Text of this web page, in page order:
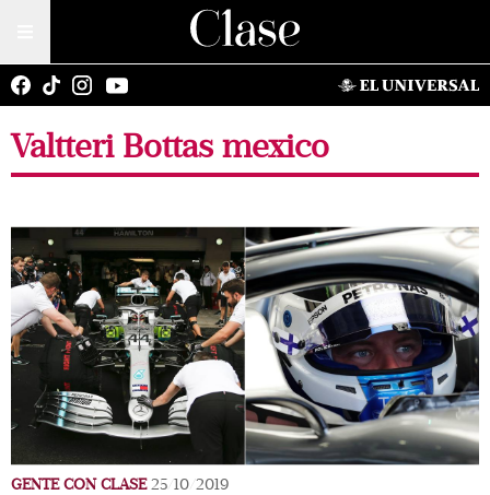
Valtteri Bottas mexico
GENTE CON CLASE 25/10/2019